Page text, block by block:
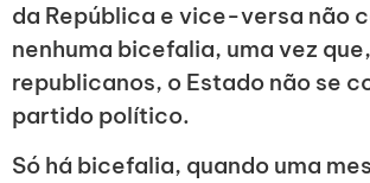
da República e vice-versa não
nenhuma bicefalia, uma vez
republicanos, o Estado não se
partido político.
Só há bicefalia, quando uma